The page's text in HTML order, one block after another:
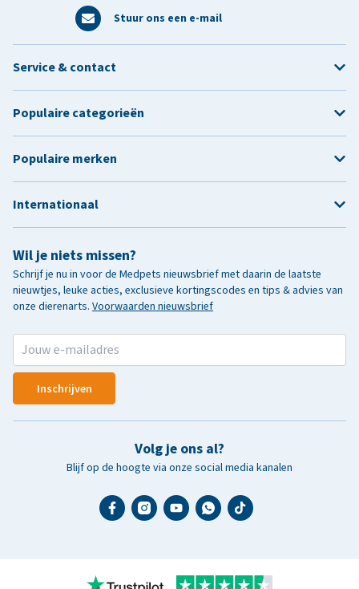
Stuur ons een e-mail
Wil je niets missen?
Schrijf je nu in voor de Medpets nieuwsbrief met daarin de laatste
nieuwtjes, leuke acties, exclusieve kortingscodes en tips & advies van
onze dierenarts. Voorwaarden nieuwsbrief
Inschrijven
Volg je ons al?
Blijf op de hoogte via onze social media kanalen
Service & contact
Populaire categorieën
Populaire merken
Internationaal